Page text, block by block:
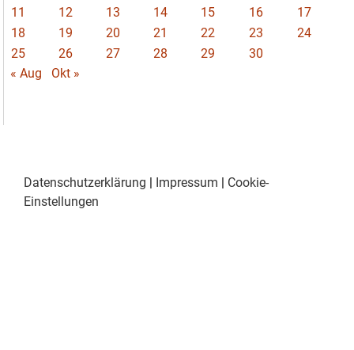
11
12 13 14 15 16
17
18
19 20 21 22 23
24
25
26 27 28 29
30
« Aug
Okt »
Datenschutzerklärung Impressum
Cookie-
Einstellungen